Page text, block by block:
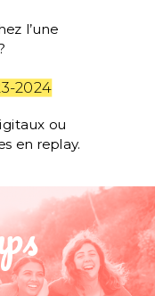
2024
ou
en replay.
l’une